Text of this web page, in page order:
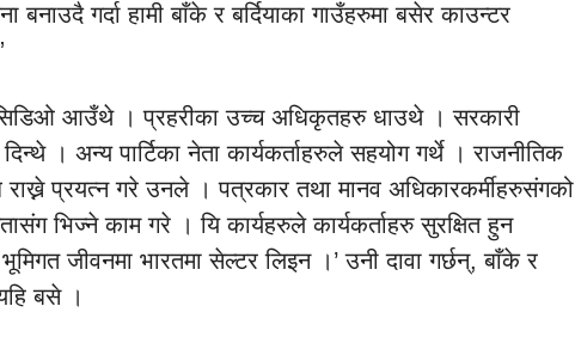
बनाउदै गर्दा हामी बाँके र बर्दियाका गाउँहरुमा बसेर काउन्टर
आउँथे । प्रहरीका उच्च अधिकृतहरु धाउथे । सरकारी
। अन्य पार्टिका नेता कार्यकर्ताहरुले सहयोग गर्थे । राजनीतिक
प्रयत्न गरे उनले । पत्रकार तथा मानव अधिकारकर्मीहरुसंगको
भिज्ने काम गरे । यि कार्यहरुले कार्यकर्ताहरु सुरक्षित हुन
जीवनमा भारतमा सेल्टर लिइन ।’ उनी दावा गर्छन्, बाँके र
बसे ।